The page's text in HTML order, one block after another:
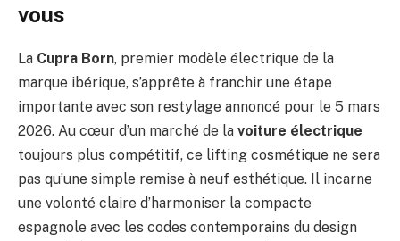
vous
La Cupra Born, premier modèle électrique de la
marque ibérique, s’apprête à franchir une étape
importante avec son restylage annoncé pour le 5 mars
2026. Au cœur d’un marché de la voiture électrique
toujours plus compétitif, ce lifting cosmétique ne sera
pas qu’une simple remise à neuf esthétique. Il incarne
une volonté claire d’harmoniser la compacte
espagnole avec les codes contemporains du design